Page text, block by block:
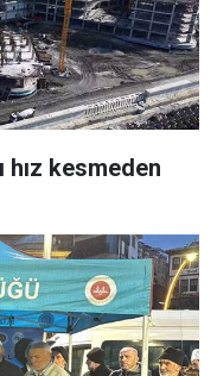
hız kesmeden